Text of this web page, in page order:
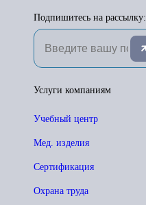
Подпишитесь на рассылку:
Услуги компаниям
Учебный центр
Мед. изделия
Сертификация
Охрана труда